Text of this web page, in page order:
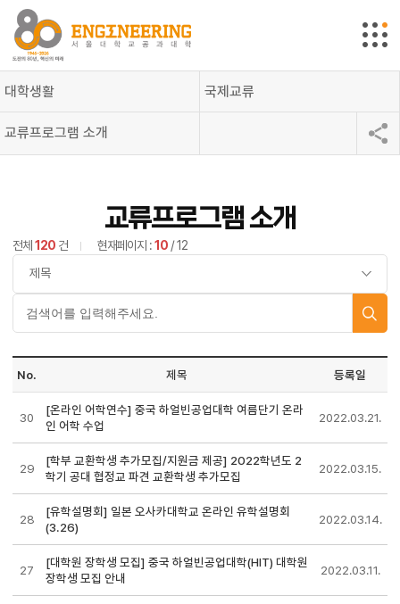
대학생활 국제교류
교류프로그램 소개
교류프로그램 소개
전체 120 건 현재페이지 :10 / 12
No. 제목 등록일
30
[온라인 어학연수] 중국 하얼빈공업대학 여름단기 온라
인 어학 수업
2022.03.21.
29
[학부 교환학생 추가모집/지원금 제공] 2022학년도 2
학기 공대 협정교 파견 교환학생 추가모집
2022.03.15.
28
[유학설명회] 일본 오사카대학교 온라인 유학설명회
(3.26)
2022.03.14.
27
[대학원 장학생 모집] 중국 하얼빈공업대학(HIT) 대학원
장학생 모집 안내
2022.03.11.